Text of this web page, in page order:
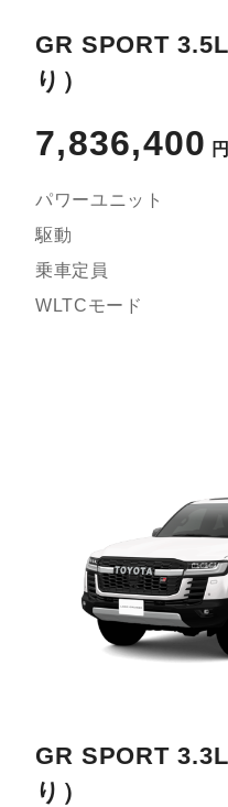
GR SPORT
り）
7,836,400 円
パワーユニット
駆動
乗車定員
WLTCモード
GR SPORT
り）